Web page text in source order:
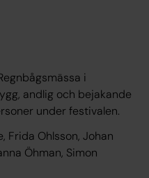
i
andlig och bejakande
under festivalen.
Frida Ohlsson, Johan
Öhman, Simon